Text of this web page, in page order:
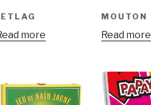
more
MOUTON
Read more